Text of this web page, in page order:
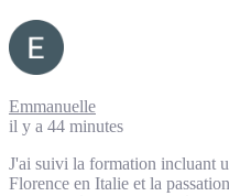
Emmanuelle
il y a 44 minutes
J'ai suivi la formation incluant
Florence en Italie et la